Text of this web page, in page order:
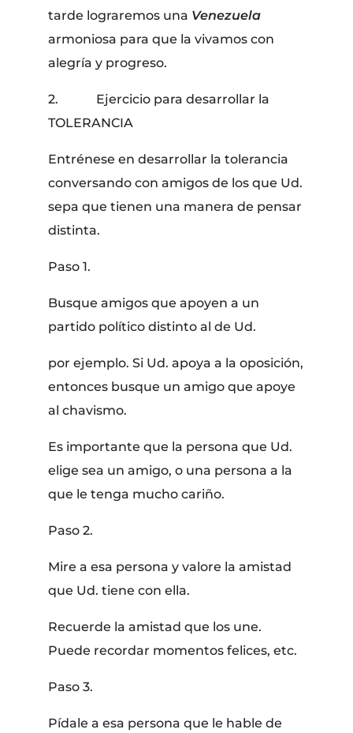
tarde lograremos una Venezuela
armoniosa para que la vivamos con
alegría y progreso.
2. Ejercicio para desarrollar la
TOLERANCIA
Entrénese en desarrollar la tolerancia
conversando con amigos de los que Ud.
sepa que tienen una manera de pensar
distinta.
Paso 1.
Busque amigos que apoyen a un
partido político distinto al de Ud.
por ejemplo. Si Ud. apoya a la oposición,
entonces busque un amigo que apoye
al chavismo.
Es importante que la persona que Ud.
elige sea un amigo, o una persona a la
que le tenga mucho cariño.
Paso 2.
Mire a esa persona y valore la amistad
que Ud. tiene con ella.
Recuerde la amistad que los une.
Puede recordar momentos felices, etc.
Paso 3.
Pídale a esa persona que le hable de